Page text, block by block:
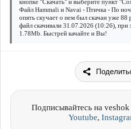
кнопке "Скачать" и выберите пункт
Файл Hammali и Navai - Птичка - По
опять скучает о нем был скачан уже 88
файл скачивали 31.07.2026 (10:26), при
1.78Mb. Быстрей качайте и Вы!
Подписывайтесь на veshok
Youtube,